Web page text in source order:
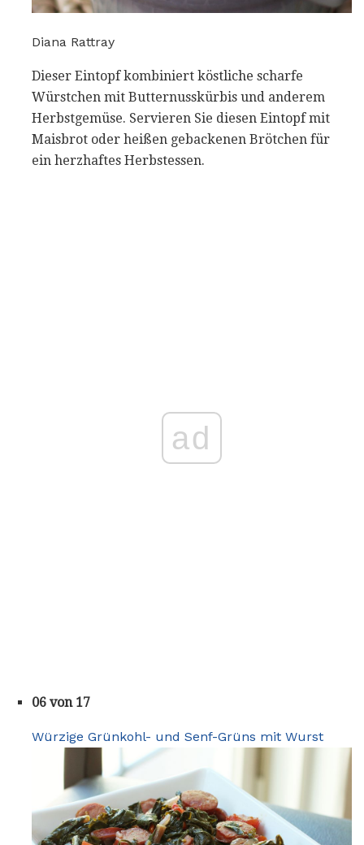
Diana Rattray
Dieser Eintopf kombiniert köstliche scharfe
Würstchen mit Butternusskürbis und anderem
Herbstgemüse. Servieren Sie diesen Eintopf mit
Maisbrot oder heißen gebackenen Brötchen für
ein herzhaftes Herbstessen.
ad
06 von 17
Würzige Grünkohl- und Senf-Grüns mit Wurst